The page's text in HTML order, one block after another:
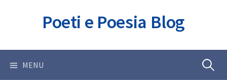
Poeti e Poesia Blog
MENU Ricerca